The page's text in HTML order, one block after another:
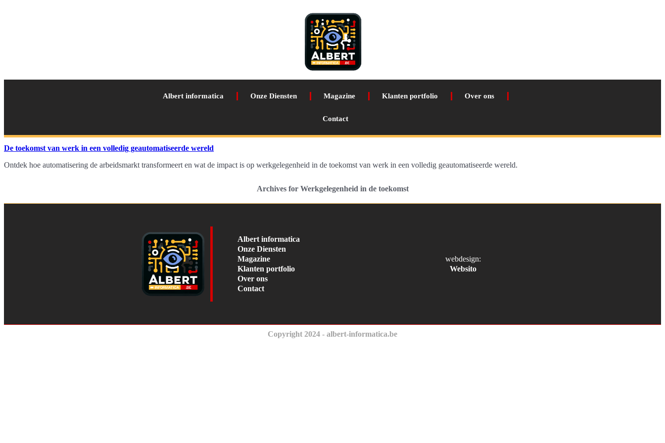
Albert informatica Onze Diensten Magazine Klanten portfolio Over ons
Contact
De toekomst van werk in een volledig geautomatiseerde wereld
Ontdek hoe automatisering de arbeidsmarkt transformeert en wat de impact is op werkgelegenheid in de toekomst van werk in een volledig geautomatiseerde wereld.
Archives for Werkgelegenheid in de toekomst
Albert informatica
Onze Diensten
Magazine
Klanten portfolio
Over ons
Contact
webdesign:
Websito
Copyright 2024 - albert-informatica.be